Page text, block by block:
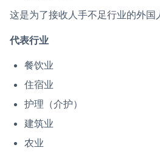
这是为了接收人手不足行业的外国
代表行业
餐饮业
住宿业
护理（介护）
建筑业
农业